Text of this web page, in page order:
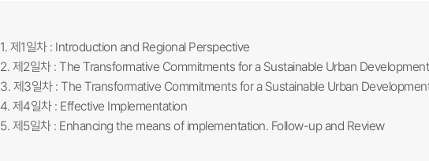
1. 제1일차 : Introduction and Regional Perspective
2. 제2일차 : The Transformative Commitments for a Sustainable Urban Development
3. 제3일차 : The Transformative Commitments for a Sustainable Urban
4. 제4일차 : Effective Implementation
5. 제5일차 : Enhancing the means of implementation. Follow-up and Review